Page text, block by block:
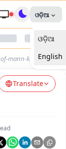
ଓଡ଼ିଆ
ଓଡ଼ିଆ
English
mann-ki-baat
Translate